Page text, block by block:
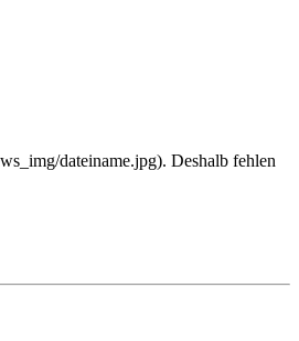
dateiname.jpg). Deshalb fehlen